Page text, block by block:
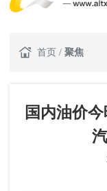
首页 / 聚焦
国内油价